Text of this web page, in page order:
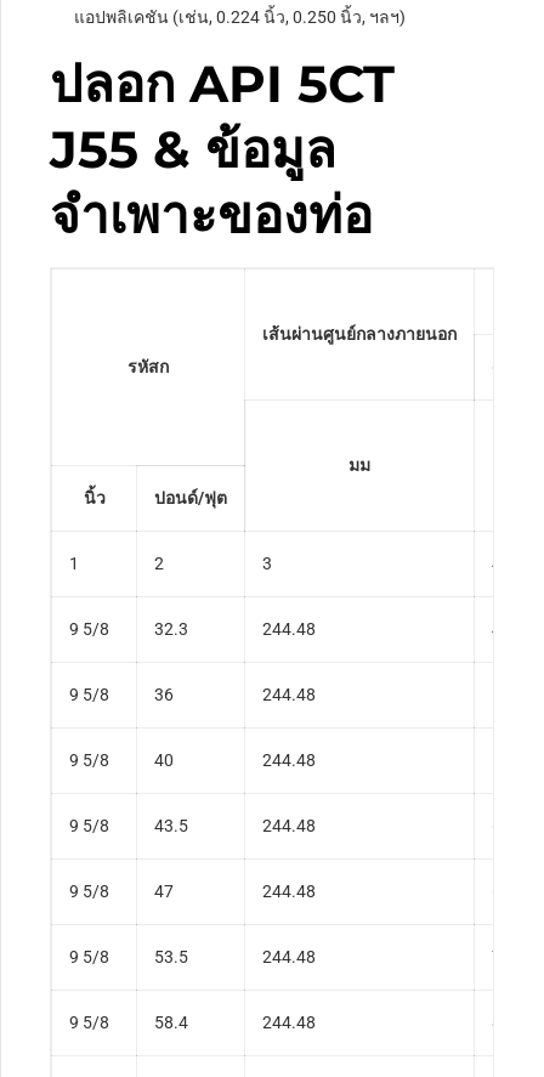
แอปพลิเคชัน (เช่น, 0.224 นิ้ว, 0.250 นิ้ว, ฯลฯ)
ปลอก API 5CT
J55 & ข้อมูล
จำเพาะของท่อ
รหัสก
เส้นผ่านศูนย์กลางภายนอก
(ด้วยด้
มม
นิ้ว
ปอนด์/ฟุต
1 2 3 4
9 5/8 32.3 244.48 48.07
9 5/8 36 244.48
9 5/8 40 244.48
9 5/8 43.5 244.48
9 5/8 47 244.48
9 5/8 53.5 244.48 79.62
9 5/8 58.4 244.48 86.91